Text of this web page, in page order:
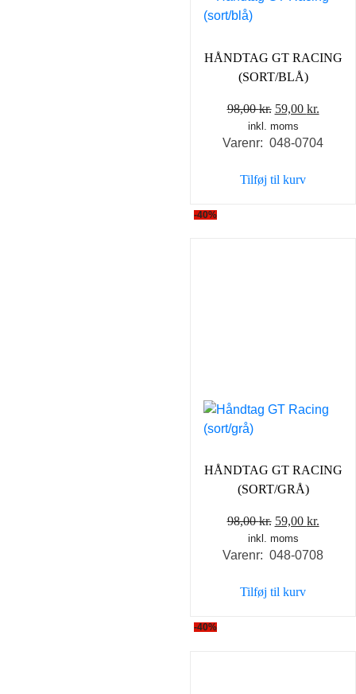
HÅNDTAG GT RACING
(SORT/BLÅ)
98,00kr. Den
oprindelige
pris
98,00 kr..
59,00 kr.
pris
inkl. moms
Varenr: 048-0704
Tilføj til kurv
-40%
HÅNDTAG GT RACING
(SORT/GRÅ)
98,00kr. Den
oprindelige
pris
98,00 kr..
59,00 kr.Den
pris
inkl. moms
Varenr: 048-0708
Tilføj til kurv
-40%